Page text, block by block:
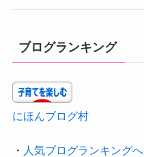
ブログランキング
にほんブログ村
・ 人気ブログランキングへ